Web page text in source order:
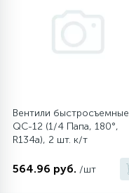
Вентили быстросъемные
QC-12 (1/4 Папа, 180°,
R134a), 2 шт. к/т
564.96 руб. /шт